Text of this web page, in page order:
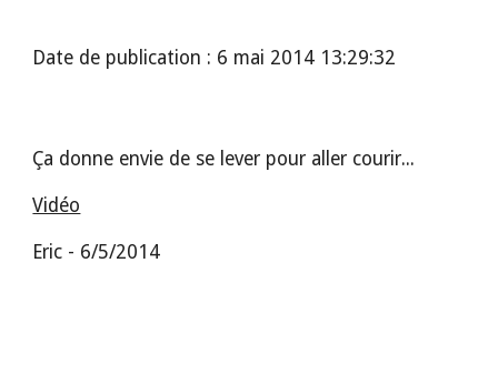
Date de publication : 6 mai 2014 13:29:32
Ça donne envie de se lever pour aller courir...
Vidéo
Eric - 6/5/2014